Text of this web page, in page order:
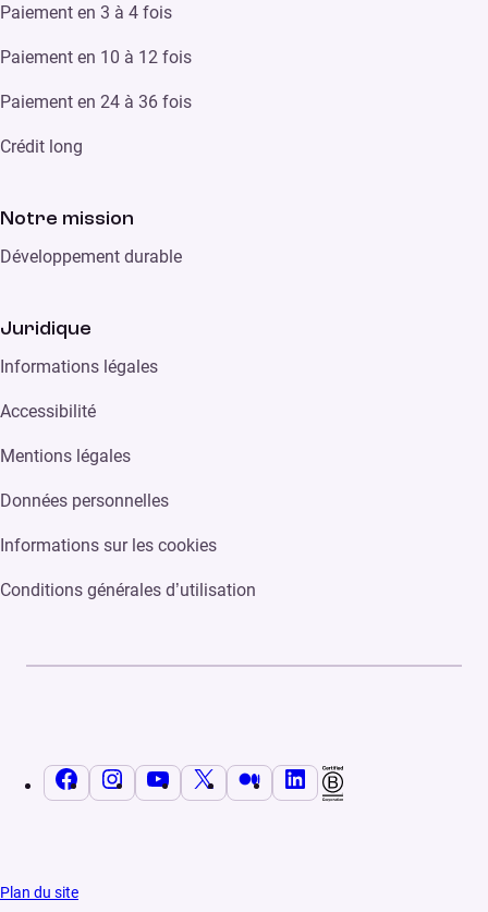
Paiement en 3 à 4 fois
Paiement en 10 à 12 fois
Paiement en 24 à 36 fois
Crédit long
Notre mission
Développement durable
Juridique
Informations légales
Accessibilité
Mentions légales
Données personnelles
Informations sur les cookies
Conditions générales d’utilisation
Plan du site
FacebookInstagramYouTube MediumLinkedIn